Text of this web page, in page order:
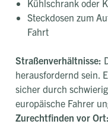
Kühlschrank oder
Steckdosen zum
Fahrt
Straßenverhältnisse:
herausfordernd sein.
sicher durch
europäische Fahrer
Zurechtfinden vor Ort: